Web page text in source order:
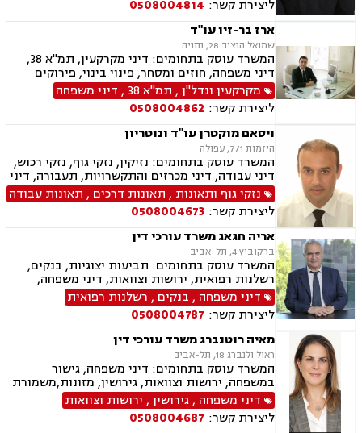
עסקאות מכר דירה, גישור במשפחה, גישור
ובוררויות, יפוי כוח מתמשך
ליצירת קשר: 0508004814
ארז בר-זיו עו"ד
שמואל הנציב 28, נתניה
המשרד עוסק בתחומים: דיני מקרקעין, תמ"א 38,
דיני משפחה, חוזים ומסחר, פינוי בינוי, פירוקים
והקפאות הליכים, תכנון ובניה, מזונות, לשון הרע,
ליטיגציה, גישור במשפחה, ירושות וצוואות, משמורת,
משפט אזרחי , סדר דין אזרחי וראיות, עסקאות מכר
דירה, ערבויות ושטרות , פינוי מושכר, תאונות
עבודה, תביעות יצוגיות, אבהות , אפוטרופסות,
גירושין, גישור ובוררויות, דיני עבודה, חלוקת רכוש.
מקרקעין ונדל"ן, תמ"א 38 , דיני משפחה
ליצירת קשר: 0508004862
ויסאם מוקטרן עו"ד ונוטריון
היזמות 7/1, עפולה
המשרד עוסק בתחומים: נזיקין, נזקי גוף, נזקי רכוש,
דיני עבודה, דיני מכרזים והתקשרויות, תעבורה, דיני
חוזים, דיני ביטוח, דיני מקרקעין, רשלנות רפואית,
תאונות ספורט, סדר דין אזרחי וראיות, חוקתי
ומנהלי, גישור ובוררויות, ביטוח לאומי, תאונות
דרכים, תאונות עבודה, משרד הביטחון, נכי צה"ל,
לשון הרע, צווי מניעה, ירושות וצוואות, נוטריון,
רשלנות רפואית- הריון ולידה
נזקי גוף ותאונות , תאונות דרכים , תאונות עבודה
ליצירת קשר: 0508004673
אריה חגאג משרד עורכי דין
ברקוביץ 4, תל-אביב
המשרד עוסק בתחומים: תביעות יצוגיות, בנקים,
רשלנות רפואית, ירושות וצוואות, דיני משפחה,
ידועים בציבור, דיני מקרקעין, גירושין, דיני תאגידים,
פשיטת רגל
דיני משפחה , בנקים , רשלנות רפואית
ליצירת קשר: 0508004787
מאיה רוטנברג משרד עורכי דין
ראול ולנברג 18, תל-אביב
המשרד עוסק בתחומים: דיני משפחה, גישור
במשפחה, ירושות וצוואות, גירושין, מזונות,משמורת
ילדים,הסכמי ממון
דיני משפחה ,גירושין, ירושות וצוואות
ליצירת קשר: 0508004687